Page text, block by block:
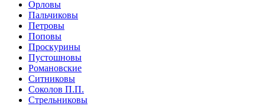
Орловы
Пальчиковы
Петровы
Поповы
Проскурины
Пустошновы
Романовские
Ситниковы
Соколов П.П.
Стрельниковы